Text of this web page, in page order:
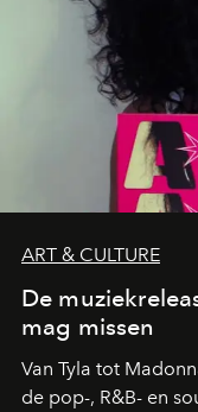
ART & CULTURE
De
mag missen
Van Tyla tot
de pop-, R&B- en